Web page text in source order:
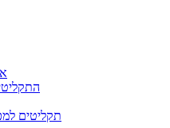
100
תקליטים